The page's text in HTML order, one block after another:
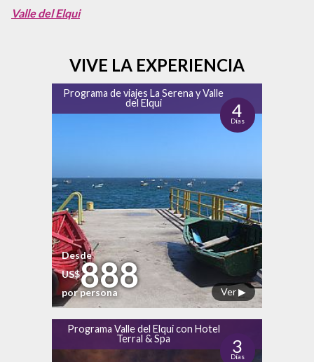
Valle del Elqui
VIVE LA EXPERIENCIA
Programa de viajes La Serena y Valle
del Elqui
4
Días
Ver ▶
Desde
US$888
por persona
Programa Valle del Elqui con Hotel
Terral & Spa
3
Días